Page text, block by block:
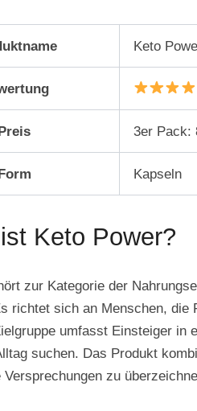
Keto
3er Pack:
Kapseln
Keto Power?
zur Kategorie der
richtet sich an Menschen, die
umfasst Einsteiger in
suchen. Das Produkt
zu